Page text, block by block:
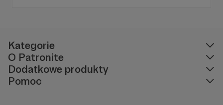
Kategorie
O Patronite
Dodatkowe produkty
Pomoc